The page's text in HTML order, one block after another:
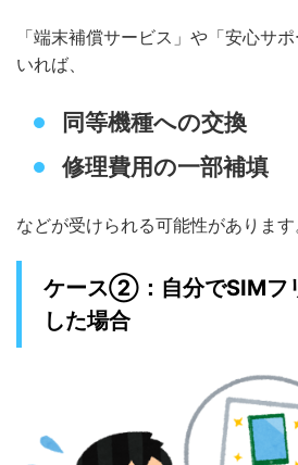
「端末補償サービス」や「安心サ
いれば、
同等機種への交換
修理費用の一部補填
などが受けられる可能性があります
ケース②：自分でSIMフ
した場合